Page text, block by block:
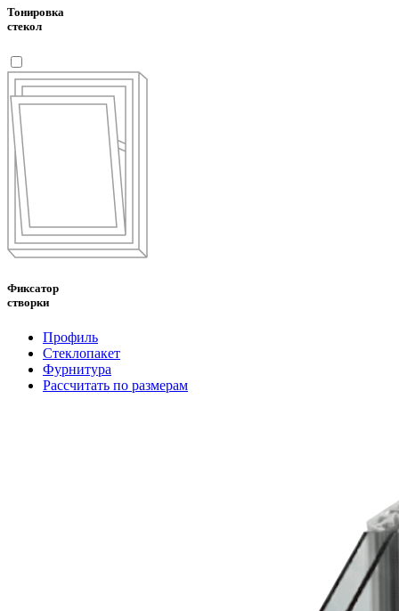
Тонировка
стекол
Фиксатор
створки
Профиль
Стеклопакет
Фурнитура
Рассчитать по размерам